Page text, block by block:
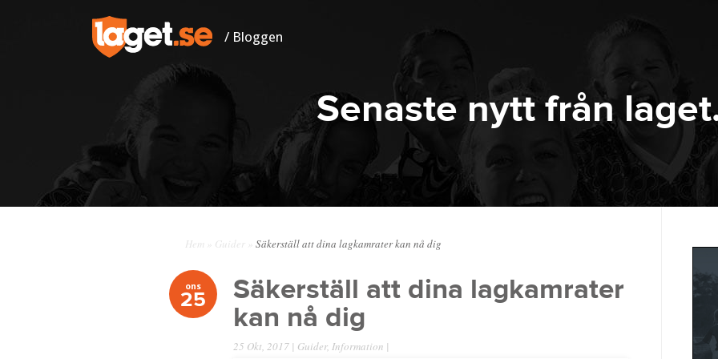
/ Bloggen
Senaste nytt från
Hem Guider Säkerställ att dina lagkamrater kan nå dig
ons
25 Säkerställ att dina lagkamrater
kan nå dig
25 Okt, 2017 | Guider, Information |